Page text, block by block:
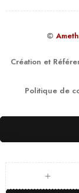
©
Création et
Politique de